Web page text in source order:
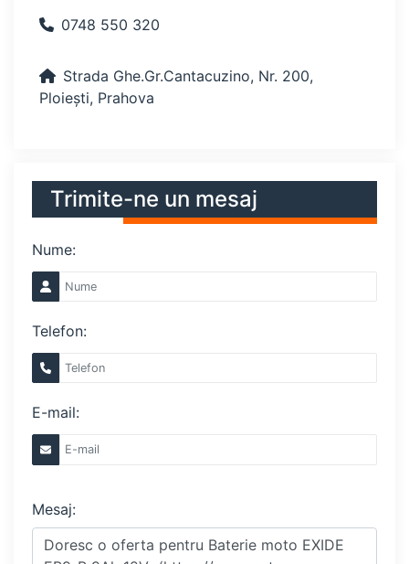
0748 550 320
Strada Ghe.Gr.Cantacuzino, Nr. 200,
Ploiești, Prahova
Trimite-ne un mesaj
Nume:
Telefon:
E-mail:
Mesaj: